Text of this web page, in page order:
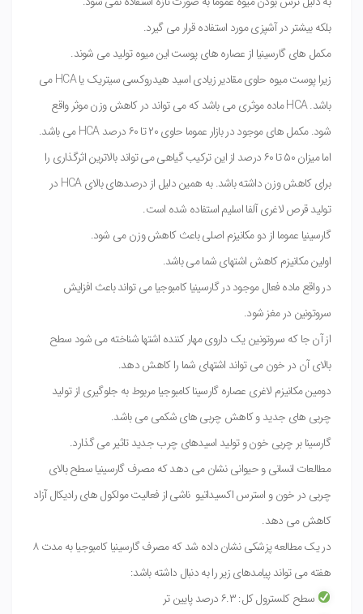
بلکه بیشتر در آشپزی مورد استفاده قرار می گیرد.
مکمل های گارسینیا از عصاره های پوست این میوه تولید می شوند.
زیرا پوست میوه حاوی مقادیر زیادی اسید هیدروکسی سیتریک یا HCA می
باشد. HCA ماده موثری می باشد که می تواند در کاهش وزن موثر واقع
شود. مکمل های موجود در بازار عموما حاوی ۲۰ تا ۶۰ درصد HCA می باشد.
اما میزان ۵۰ تا ۶۰ درصد از این ترکیب گیاهی می تواند بالاترین اثرگذاری را
برای کاهش وزن داشته باشد. به همین دلیل از درصدهای بالای HCA در
تولید قرص لاغری آلفا اسلیم استفاده شده است.
گارسینیا عموما از دو مکانیزم اصلی باعث کاهش وزن می شود.
اولین مکانیزم کاهش اشتهای شما می باشد.
در واقع ماده فعال موجود در گارسینیا کامبوجیا می تواند باعث افزایش
سروتونین در مغز شود.
از آن جا که سروتونین یک داروی مهار کننده اشتها شناخته می شود سطح
بالای آن در خون می تواند اشتهای شما را کاهش دهد.
دومین مکانیزم لاغری عصاره گارسینا کامبوجیا مربوط به جلوگیری از تولید
چربی های جدید و کاهش چربی های شکمی می باشد.
گارسینا بر چربی خون و تولید اسیدهای چرب جدید تاثیر می گذارد.
مطالعات انسانی و حیوانی نشان می دهد که مصرف گارسینیا سطح بالای
چربی در خون و استرس اکسیداتیو ناشی از فعالیت مولکول های رادیکال آزاد
کاهش می دهد.
در یک مطالعه پزشکی نشان داده شد که مصرف گارسینیا کامبوجیا به مدت ۸
هفته می تواند پیامدهای زیر را به دنبال داشته باشد:
سطح کلسترول کل: ۶.۳ درصد پایین تر